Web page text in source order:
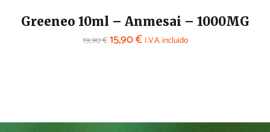
Greeneo 10ml – Anmesai – 1000MG
19,90€15,90€ I.V.A. incluido